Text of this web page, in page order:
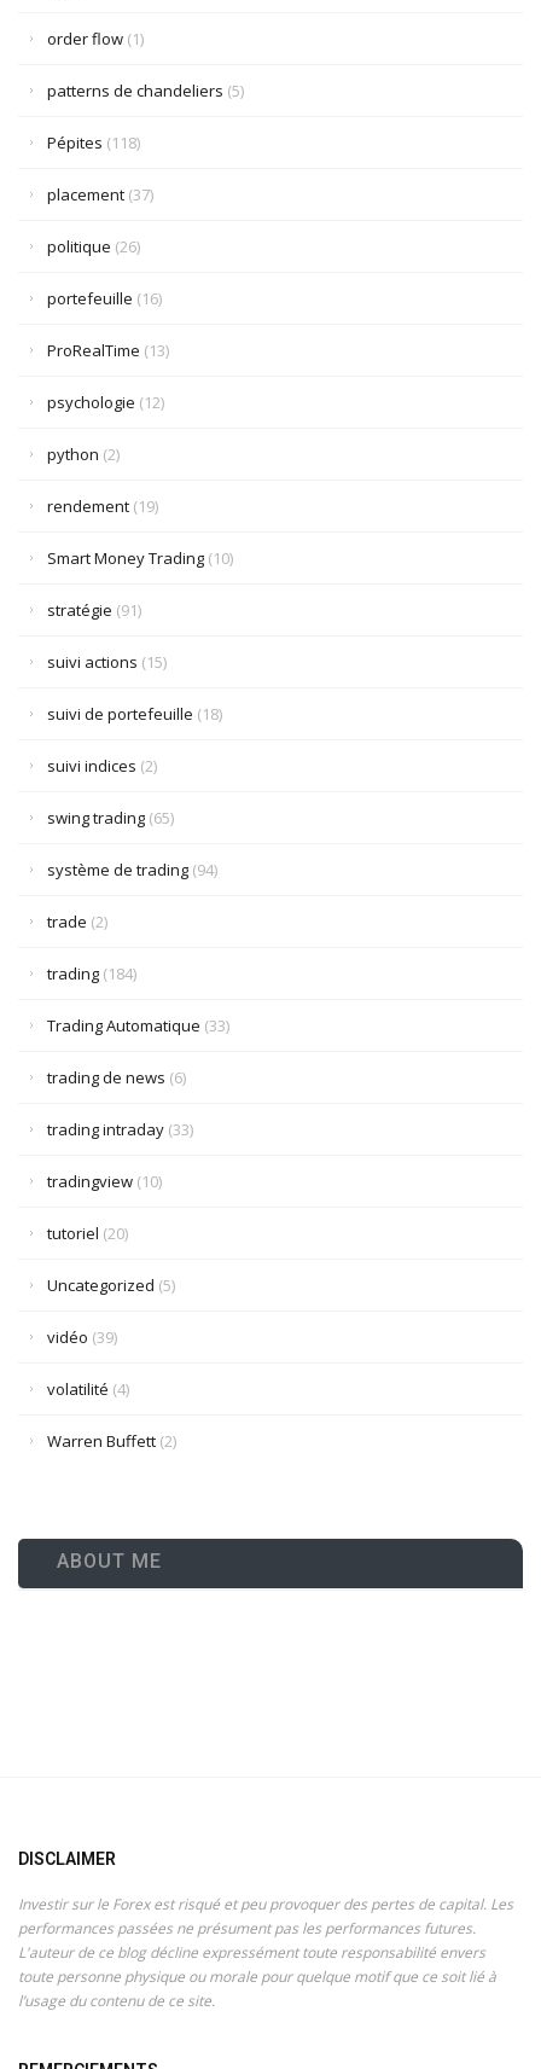
order flow (1)
patterns de chandeliers (5)
Pépites (118)
placement (37)
politique (26)
portefeuille (16)
ProRealTime (13)
psychologie (12)
python (2)
rendement (19)
Smart Money Trading (10)
stratégie (91)
suivi actions (15)
suivi de portefeuille (18)
suivi indices (2)
swing trading (65)
système de trading (94)
trade (2)
trading (184)
Trading Automatique (33)
trading de news (6)
trading intraday (33)
tradingview (10)
tutoriel (20)
Uncategorized (5)
vidéo (39)
volatilité (4)
Warren Buffett (2)
ABOUT ME
DISCLAIMER
Investir sur le Forex est risqué et peu provoquer des pertes de capital. Les
performances passées ne présument pas les performances futures.
L'auteur de ce blog décline expressément toute responsabilité envers
toute personne physique ou morale pour quelque motif que ce soit lié à
l’usage du contenu de ce site.